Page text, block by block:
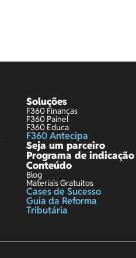
Soluções
F360 Finanças
F360 Painel
F360 Educa
F360 Antecipa
Seja um parceiro
Programa de indicação
Conteúdo
Blog
Materiais Gratuitos
Cases de Sucesso
Guia da Reforma
Tributária